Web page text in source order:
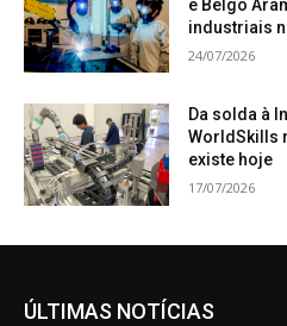
e Belgo
industriais
24/07/2026
Da solda à
WorldSkills
existe hoje
17/07/2026
ÚLTIMAS NOTÍCIAS